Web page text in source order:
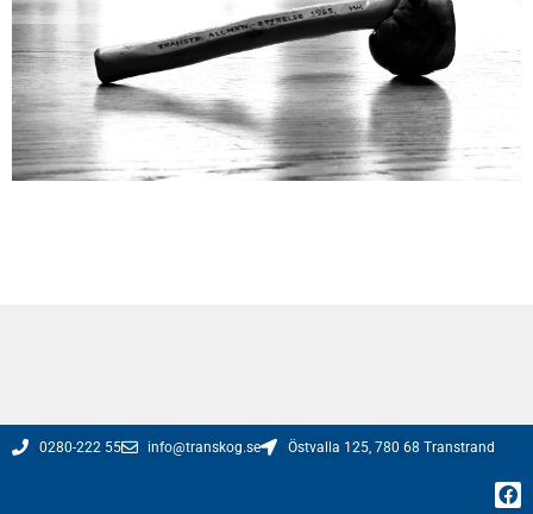
0280-222 55 info@transkog.se Östvalla 125, 780 68 Transtrand